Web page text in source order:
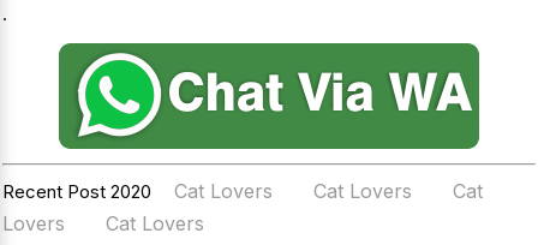
.
Recent Post 2020 Cat Lovers Cat Lovers
Cat
Lovers
Cat Lovers